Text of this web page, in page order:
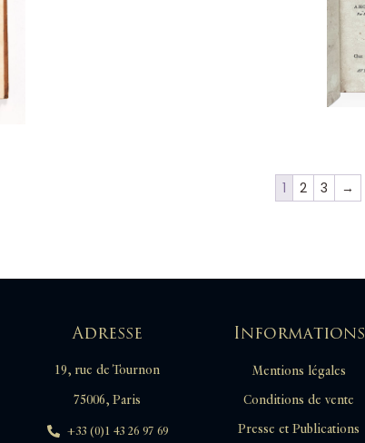
1 2 3 →
Adresse
19, rue de Tournon
75006, Paris
+33 (0)1 43 26 97 69
Informations
Mentions légales
Conditions de vente
Presse et Publications